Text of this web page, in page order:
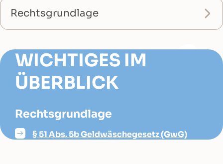
Rechtsgrundlage
WICHTIGES IM
ÜBERBLICK
Rechtsgrundlage
§ 51 Abs. 5b Geldwäschegesetz (GwG)